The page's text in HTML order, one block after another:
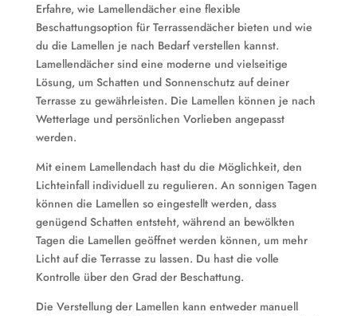
Erfahre, wie Lamellendächer eine flexible
Beschattungsoption für Terrassendächer bieten und wie
du die Lamellen je nach Bedarf verstellen kannst.
Lamellendächer sind eine moderne und vielseitige
Lösung, um Schatten und Sonnenschutz auf deiner
Terrasse zu gewährleisten. Die Lamellen können je nach
Wetterlage und persönlichen Vorlieben angepasst
werden.
Mit einem Lamellendach hast du die Möglichkeit, den
Lichteinfall individuell zu regulieren. An sonnigen Tagen
können die Lamellen so eingestellt werden, dass
genügend Schatten entsteht, während an bewölkten
Tagen die Lamellen geöffnet werden können, um mehr
Licht auf die Terrasse zu lassen. Du hast die volle
Kontrolle über den Grad der Beschattung.
Die Verstellung der Lamellen kann entweder manuell